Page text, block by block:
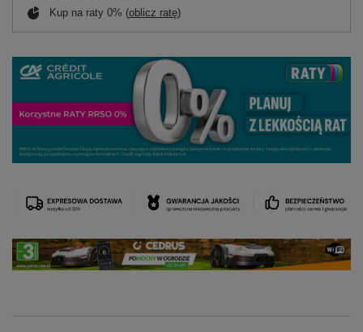
Kup na raty 0% (oblicz ratę)